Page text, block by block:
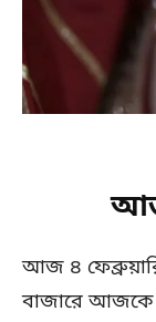
আজ ৪
বাজারে আজকে